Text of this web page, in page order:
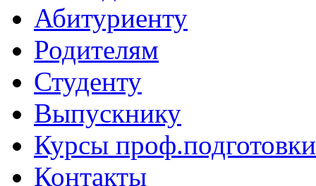
Абитуриенту
Родителям
Студенту
Выпускнику
Курсы проф.подготовки
Контакты